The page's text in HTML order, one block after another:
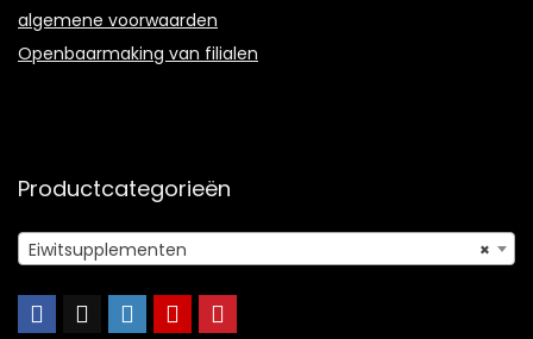
algemene voorwaarden
Openbaarmaking van filialen
Productcategorieën
×
Eiwitsupplementen